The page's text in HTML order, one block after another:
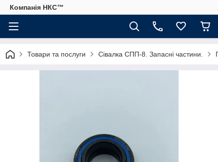
Компанія НКС™
Товари та послуги Сівалка СПП-8. Запасні частини.